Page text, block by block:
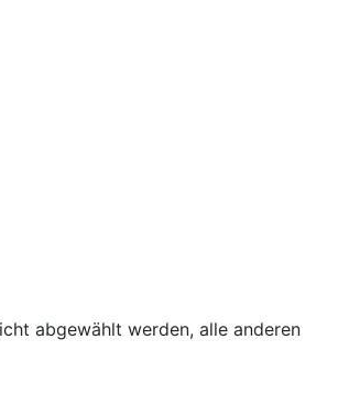
abgewählt werden, alle anderen